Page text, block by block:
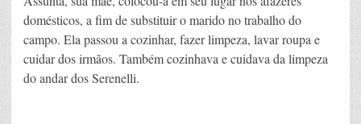
domésticos, a fim de substituir o marido no trabalho do
campo. Ela passou a cozinhar, fazer limpeza, lavar roupa e
cuidar dos irmãos. Também cozinhava e cuidava da limpeza
do andar dos Serenelli.